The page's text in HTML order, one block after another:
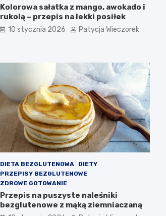
Kolorowa sałatka z mango, awokado i
rukolą – przepis na lekki posiłek
10 stycznia 2026 Patycja Wieczorek
DIETA BEZGLUTENOWA
DIETY
PRZEPISY BEZGLUTENOWE
ZDROWE GOTOWANIE
Przepis na puszyste naleśniki
bezglutenowe z mąką ziemniaczaną